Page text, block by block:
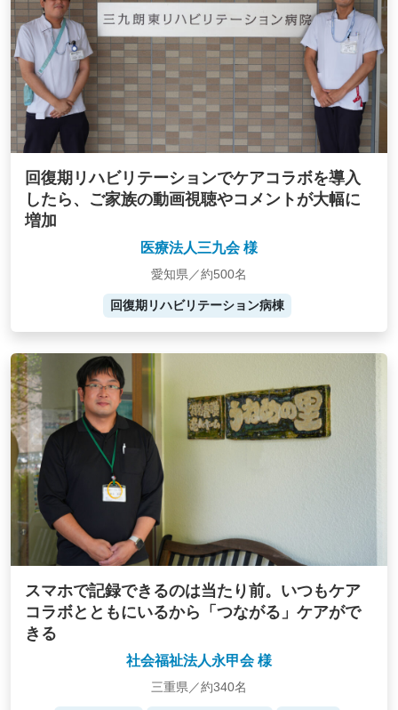
回復期リハビリテーションでケアコラボを導入
したら、ご家族の動画視聴やコメントが大幅に
増加
医療法人三九会 様
愛知県／約500名
回復期リハビリテーション病棟
スマホで記録できるのは当たり前。いつもケア
コラボとともにいるから「つながる」ケアがで
きる
社会福祉法人永甲会 様
三重県／約340名